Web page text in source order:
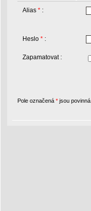
Alias * :
Heslo * :
Zapamatovat :
Pole označená * jsou povinná.